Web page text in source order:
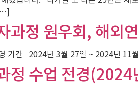
과정 원우회, 해외
기간 2024년 3월 27일 ~ 2024년
정 수업 전경(2024